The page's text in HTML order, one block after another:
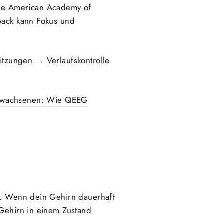
American Academy of
kann Fokus und
→ Verlaufskontrolle
Wie QEEG
Wenn dein Gehirn dauerhaft
in einem Zustand